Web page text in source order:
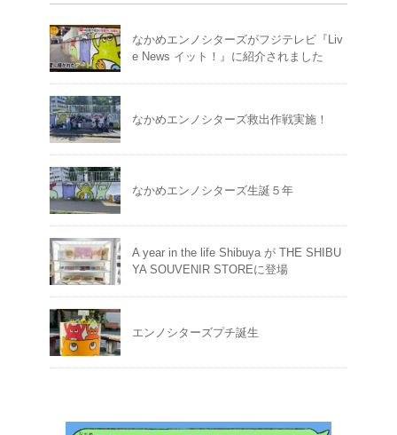
なかめエンノシターズがフジテレビ『Liv
e News イット！』に紹介されました
なかめエンノシターズ救出作戦実施！
なかめエンノシターズ生誕５年
A year in the life Shibuya が THE SHIBU
YA SOUVENIR STOREに登場
エンノシターズプチ誕生